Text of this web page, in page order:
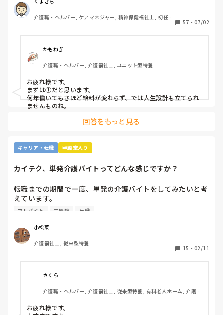
③他業種に転職できるスキルがつかなさそうだから。
④職場の立地が悪いところが多いから。
⑥施設を作りすぎているから。
⑦時間外労働が多いから。
⑧介護の業界人が綺麗事しか言わないから。
⑨人がいないのに新卒を優遇するから。
⑩未経験可の求人しかないから。
11マネジメント層がまともでないから。
12その他
介護職・ヘルパー, ケアマネジャー, 精神保健福祉士, 初任者
57 ・ 07/02
かもねぎ
介護職・ヘルパー, 介護福祉士, ユニット型特養
お疲れ様です。
まずは①だと思います。
何年働いてもさほど給料が変わらず、では人生設計も立てられ
ませんものね。
回答をもっと見る
キャリア・転職 👑殿堂入り
カイテク、単発介護バイトってどんな感じですか？
転職までの期間で一度、単発の介護バイトをしてみたいと考
えています。
ですが単発バイトを求めてるってことはそれなりに忙しい施
かなか踏み出せずにいます。
もし経験ある方いらっしゃいましたら、どんな感じだったか
アルバイト 未経験 転職
小松菜
介護福祉士, 従来型特養
15 ・ 02/11
さくら
介護職・ヘルパー, 介護福祉士, 従来型特養, 有料老人ホーム, 介護老
実務者研修, ユニット型特養, 障害者支援施設
お疲れ様です。